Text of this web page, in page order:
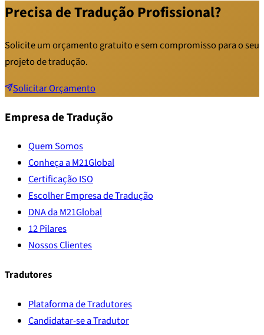
Precisa de Tradução Profissional?
Solicite um orçamento gratuito e sem compromisso para o seu
projeto de tradução.
Solicitar Orçamento
Empresa de Tradução
Quem Somos
Conheça a M21Global
Certificação ISO
Escolher Empresa de Tradução
DNA da M21Global
12 Pilares
Nossos Clientes
Tradutores
Plataforma de Tradutores
Candidatar-se a Tradutor